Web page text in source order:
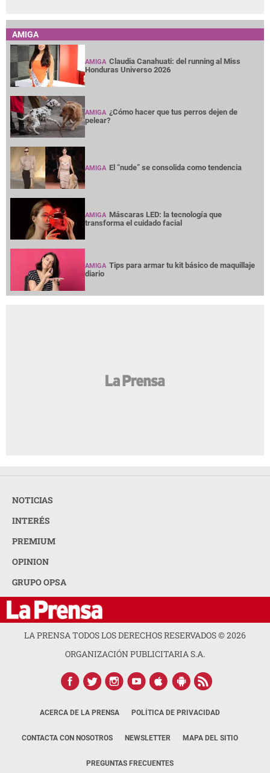
AMIGA
AMIGA Claudia Canahuati: del running al Miss
Honduras Universo 2026
AMIGA ¿Cómo hacer que tus perros dejen de
pelear?
AMIGA El “nude” se consolida como tendencia
AMIGA Máscaras LED: la tecnología que
transforma el cuidado facial
AMIGA Tips para armar tu kit básico de maquillaje
diario
NOTICIAS
INTERÉS
PREMIUM
OPINION
GRUPO OPSA
LA PRENSA TODOS LOS DERECHOS RESERVADOS ©2026
ORGANIZACIÓN PUBLICITARIA S.A.
ACERCA DE LA PRENSA POLÍTICA DE PRIVACIDAD
CONTACTA CON NOSOTROS NEWSLETTER MAPA DEL SITIO
PREGUNTAS FRECUENTES